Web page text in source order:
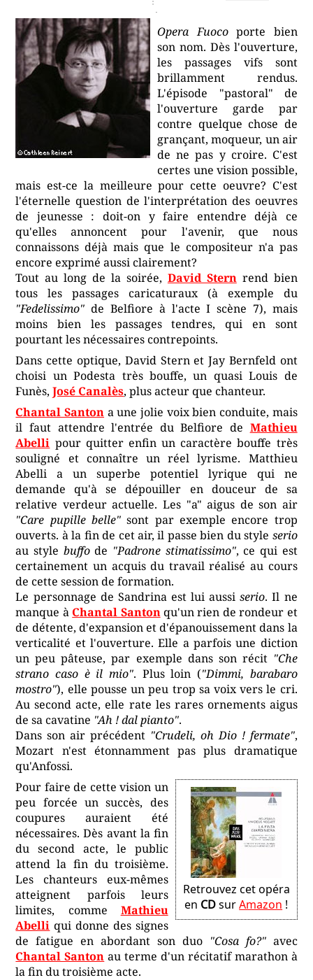
Opera Fuocoporte bien
son nom. Dès l'ouverture,
les passages vifs sont
brillamment rendus.
L'épisode "pastoral" de
l'ouverture garde par
contre quelque chose de
grançant, moqueur, un air
de ne pas y croire. C'est
certes une vision possible,
mais est-ce la meilleure pour cette oeuvre? C'est
l'éternelle question de l'interprétation des oeuvres
de jeunesse : doit-on y faire entendre déjà ce
qu'elles annoncent pour l'avenir, que nous
connaissons déjà mais que le compositeur n'a pas
encore exprimé aussi clairement?
Tout au long de la soirée, David Sternrend bien
tous les passages caricaturaux (à exemple du
"Fedelissimo" de Belfiore à l'acte I scène 7), mais
moins bien les passages tendres, qui en sont
pourtant les nécessaires contrepoints.
Dans cette optique, David Stern et Jay Bernfeld ont
choisi un Podesta très bouffe, un quasi Louis de
Funès,José Canalès, plus acteur que chanteur.
Chantal Santon a une jolie voix bien conduite, mais
il faut attendre l'entrée du Belfiore de Mathieu
Abelli pour quitter enfin un caractère bouffe très
souligné et connaître un réel lyrisme. Matthieu
Abelli a un superbe potentiel lyrique qui ne
demande qu'à se dépouiller en douceur de sa
relative verdeur actuelle. Les "a" aigus de son air
"Care pupille belle" sont par exemple encore trop
ouverts. à la fin de cet air, il passe bien du style serio
au style buffode "Padrone stimatissimo", ce qui est
certainement un acquis du travail réalisé au cours
de cette session de formation.
Le personnage de Sandrina est lui aussiserio. Il ne
manque àChantal Santonqu'un rien de rondeur et
de détente, d'expansion et d'épanouissement dans la
verticalité et l'ouverture. Elle a parfois une diction
un peu pâteuse, par exemple dans son récit "Che
strano caso è il mio". Plus loin ("Dimmi, barabaro
mostro"), elle pousse un peu trop sa voix vers le cri.
Au second acte, elle rate les rares ornements aigus
de sa cavatine "Ah ! dal pianto".
Dans son air précédent "Crudeli, oh Dio ! fermate",
Mozart n'est étonnamment pas plus dramatique
qu'Anfossi.
Retrouvez cet opéra
en CDsurAmazon !
Pour faire de cette vision un
peu forcée un succès, des
coupures auraient été
nécessaires. Dès avant la fin
du second acte, le public
attend la fin du troisième.
Les chanteurs eux-mêmes
atteignent parfois leurs
limites, comme Mathieu
Abelli qui donne des signes
de fatigue en abordant son duo "Cosa fo?"avec
Chantal Santon au terme d'un récitatif marathon à
la fin du troisième acte.